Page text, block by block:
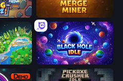
Merge Miner
Planet Evolution: Idle Clicker Black Hole Idle